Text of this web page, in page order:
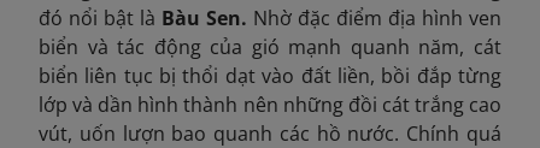
đó nổi bật là Bàu Sen. Nhờ đặc điểm địa hình ven
biển và tác động của gió mạnh quanh năm, cát
biển liên tục bị thổi dạt vào đất liền, bồi đắp từng
lớp và dần hình thành nên những đồi cát trắng cao
vút, uốn lượn bao quanh các hồ nước. Chính quá